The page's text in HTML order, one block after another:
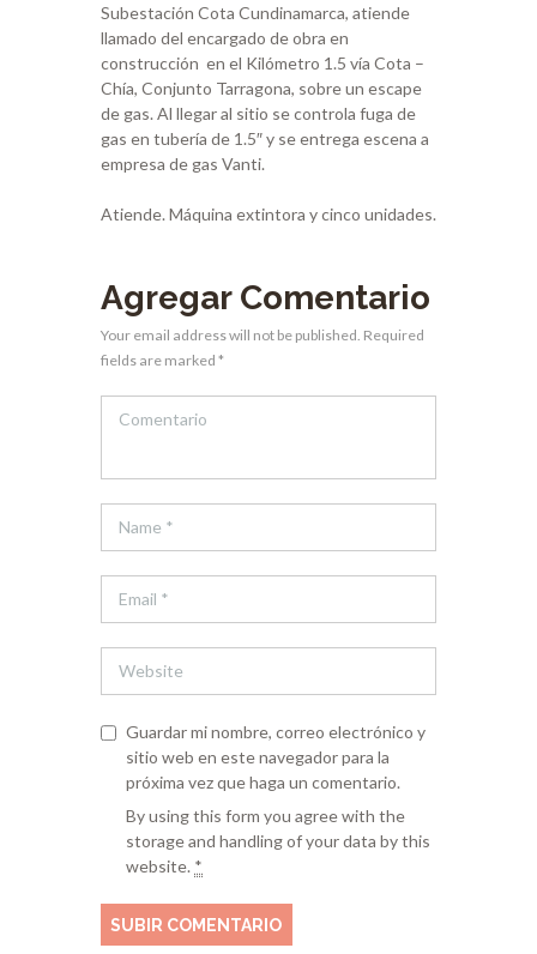
Subestación Cota Cundinamarca, atiende
llamado del encargado de obra en
construcción en el Kilómetro 1.5 vía Cota –
Chía, Conjunto Tarragona, sobre un escape
de gas. Al llegar al sitio se controla fuga de
gas en tubería de 1.5″ y se entrega escena a
empresa de gas Vanti.
Atiende. Máquina extintora y cinco unidades.
Agregar Comentario
Your email address will not be published. Required
fields are marked *
Guardar mi nombre, correo electrónico y
sitio web en este navegador para la
próxima vez que haga un comentario.
By using this form you agree with the
storage and handling of your data by this
website. *